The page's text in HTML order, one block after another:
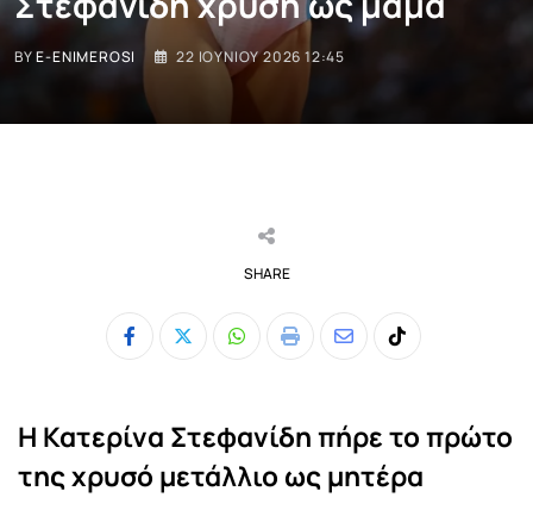
BYE-ENIMEROSI 22 ΙΟΥΝΊΟΥ 2026 12:45
SHARE
Whatsapp
Print
ShareTiktok
Η Κατερίνα Στεφανίδη πήρε το πρώτο
της χρυσό μετάλλιο ως μητέρα